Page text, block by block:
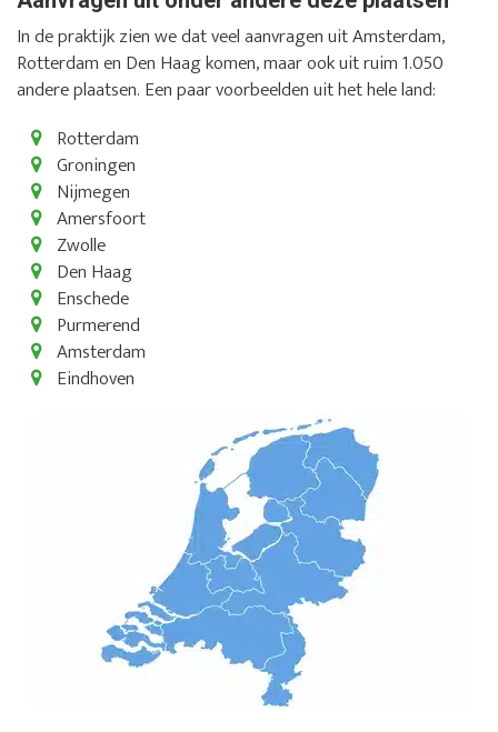
In de praktijk zien we dat veel aanvragen uit Amsterdam,
Rotterdam en Den Haag komen, maar ook uit ruim 1.050
andere plaatsen. Een paar voorbeelden uit het hele land:
Rotterdam
Groningen
Nijmegen
Amersfoort
Zwolle
Den Haag
Enschede
Purmerend
Amsterdam
Eindhoven